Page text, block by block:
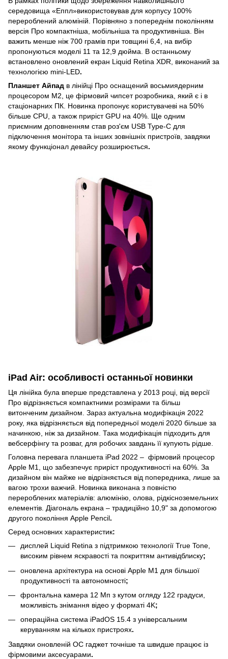
середовища «Еппл»використовував для корпусу 100%
перероблений алюміній. Порівняно з попереднім поколінням
версія Про компактніша, мобільніша та продуктивніша. Він
важить менше ніж 700 грамів при товщині 6,4, на вибір
пропонуються моделі 11 та 12,9 дюйма. В останньому
встановлено оновлений екран Liquid Retina XDR, виконаний за
технологією mini-LED.
Планшет Айпад в лінійці Про оснащений восьмиядерним
процесором M2, це фірмовий чипсет розробника, який є і в
стаціонарних ПК. Новинка пропонує користувачеві на 50%
більше CPU, а також приріст GPU на 40%. Ще одним
приємним доповненням став роз'єм USB Type-C для
підключення монітора та інших зовнішніх пристроїв, завдяки
якому функціонал девайсу розширюється.
iPad Air: особливості останньої новинки
Ця лінійка була вперше представлена у 2013 році, від версії
Про відрізняється компактними розмірами та більш
витонченим дизайном. Зараз актуальна модифікація 2022
року, яка відрізняється від попередньої моделі 2020 більше за
начинкою, ніж за дизайном. Така модифікація підходить для
вебсерфінгу та розваг, для робочих завдань її купують рідше.
Головна перевага планшета iPad 2022 – фірмовий процесор
Apple M1, що забезпечує приріст продуктивності на 60%. За
дизайном він майже не відрізняється від попередника, лише за
вагою трохи важчий. Новинка виконана з повністю
перероблених матеріалів: алюмінію, олова, рідкісноземельних
елементів. Діагональ екрана – традиційно 10,9" за допомогою
другого покоління Apple Pencil.
Серед основних характеристик:
дисплей Liquid Retina з підтримкою технології True Tone,
високим рівнем яскравості та покриттям антивідблиску;
оновлена ​​архітектура на основі Apple M1 для більшої
продуктивності та автономності;
фронтальна камера 12 Мп з кутом огляду 122 градуси,
можливість знімання відео у форматі 4K;
операційна система iPadOS 15.4 з універсальним
керуванням на кількох пристроях.
Завдяки оновленій ОС гаджет точніше та швидше працює із
фірмовими аксесуарами.